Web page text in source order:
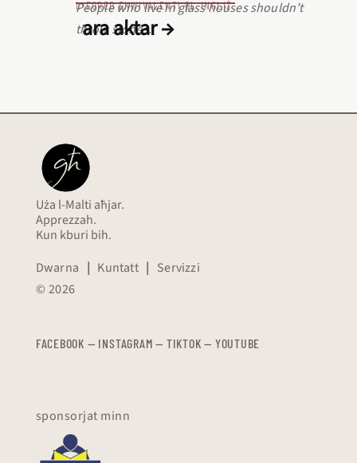
L‑EQREB EKWIVALENTI BL‑INGLIŻ
People who live in glass houses shouldn’t
throw stones.
ara aktar →
Uża l-Malti aħjar.
Apprezzah.
Kun kburi bih.
Dwarna | Kuntatt | Servizzi
© 2026
FACEBOOK — INSTAGRAM — TIKTOK — YOUTUBE
sponsorjat minn